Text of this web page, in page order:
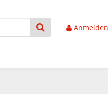
Anmelden